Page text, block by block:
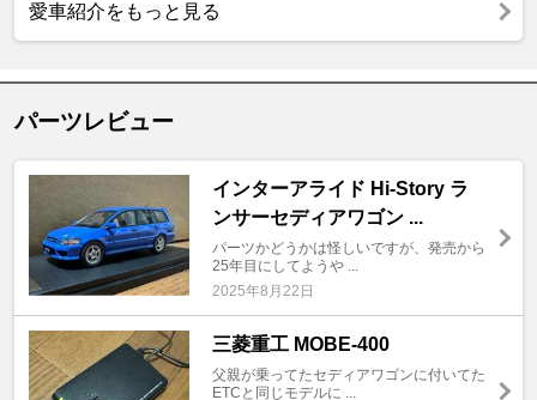
愛車紹介をもっと見る
パーツレビュー
インターアライド Hi-Story ラ
ンサーセディアワゴン ...
パーツかどうかは怪しいですが、発売から
25年目にしてようや ...
2025年8月22日
三菱重工 MOBE-400
父親が乗ってたセディアワゴンに付いてた
ETCと同じモデルに ...